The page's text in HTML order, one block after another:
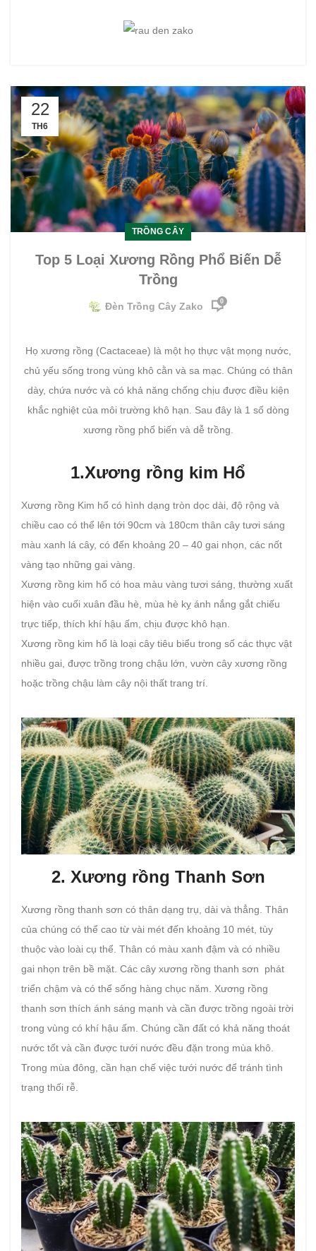
22
TH6
TRỒNG CÂY
Top 5 Loại Xương Rồng Phổ Biến Dễ
Trồng
Đèn Trồng Cây Zako 0
Họ xương rồng (Cactaceae) là một họ thực vật mọng nước,
chủ yếu sống trong vùng khô cằn và sa mạc. Chúng có thân
dày, chứa nước và có khả năng chống chịu được điều kiện
khắc nghiệt của môi trường khô hạn. Sau đây là 1 số dòng
xương rồng phổ biến và dễ trồng.
1.Xương rồng kim Hổ
Xương rồng Kim hổ có hình dạng tròn dọc dài, độ rộng và
chiều cao có thể lên tới 90cm và 180cm thân cây tươi sáng
màu xanh lá cây, có đến khoảng 20 – 40 gai nhọn, các nốt
vàng tạo những gai vàng.
Xương rồng kim hổ có hoa màu vàng tươi sáng, thường xuất
hiện vào cuối xuân đầu hè, mùa hè kỵ ánh nắng gắt chiếu
trực tiếp, thích khí hậu ấm, chịu được khô hạn.
Xương rồng kim hổ là loại cây tiêu biểu trong số các thực vật
nhiều gai, được trồng trong chậu lớn, vườn cây xương rồng
hoặc trồng chậu làm cây nội thất trang trí.
2. Xương rồng Thanh Sơn
Xương rồng thanh sơn có thân dạng trụ, dài và thẳng. Thân
của chúng có thể cao từ vài mét đến khoảng 10 mét, tùy
thuộc vào loài cụ thể. Thân có màu xanh đậm và có nhiều
gai nhọn trên bề mặt. Các cây xương rồng thanh sơn phát
triển chậm và có thể sống hàng chục năm. Xương rồng
thanh sơn thích ánh sáng mạnh và cần được trồng ngoài trời
trong vùng có khí hậu ấm. Chúng cần đất có khả năng thoát
nước tốt và cần được tưới nước đều đặn trong mùa khô.
Trong mùa đông, cần hạn chế việc tưới nước để tránh tình
trạng thối rễ.